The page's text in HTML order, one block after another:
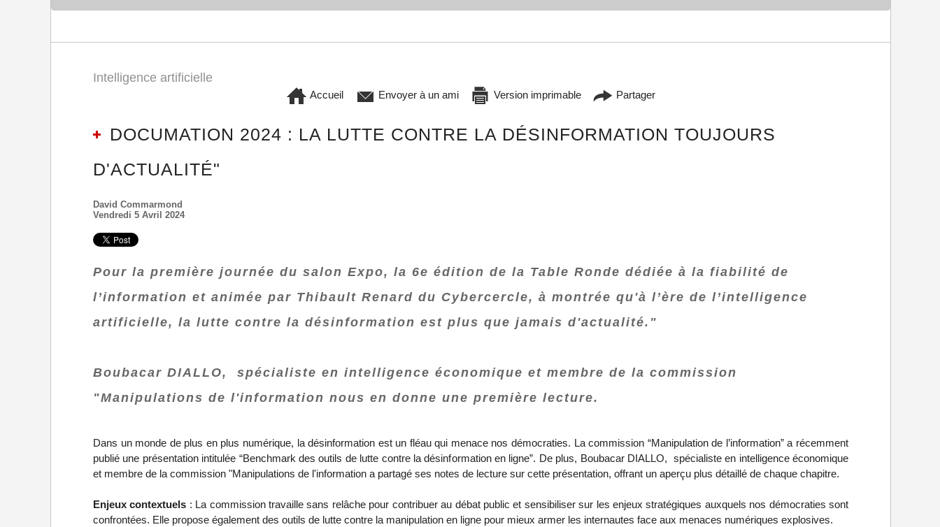
Intelligence artificielle
Accueil Envoyer à un ami Version imprimable Partager
DOCUMATION 2024 : LA LUTTE CONTRE LA DÉSINFORMATION TOUJOURS
D'ACTUALITÉ"
David Commarmond
Vendredi 5 Avril 2024
Pour la première journée du salon Expo, la 6e édition de la Table Ronde dédiée à la fiabilité de
l’information et animée par Thibault Renard du Cybercercle, à montrée qu'à l’ère de l’intelligence
artificielle, la lutte contre la désinformation est plus que jamais d'actualité."
Boubacar DIALLO, spécialiste en intelligence économique et membre de la commission
"Manipulations de l'information nous en donne une première lecture.
Dans un monde de plus en plus numérique, la désinformation est un fléau qui menace nos démocraties. La commission “Manipulation de l’information” a récemment
publié une présentation intitulée “Benchmark des outils de lutte contre la désinformation en ligne”. De plus, Boubacar DIALLO, spécialiste en intelligence économique
et membre de la commission "Manipulations de l'information a partagé ses notes de lecture sur cette présentation, offrant un aperçu plus détaillé de chaque chapitre.
Enjeux contextuels : La commission travaille sans relâche pour contribuer au débat public et sensibiliser sur les enjeux stratégiques auxquels nos démocraties sont
confrontées. Elle propose également des outils de lutte contre la manipulation en ligne pour mieux armer les internautes face aux menaces numériques explosives.